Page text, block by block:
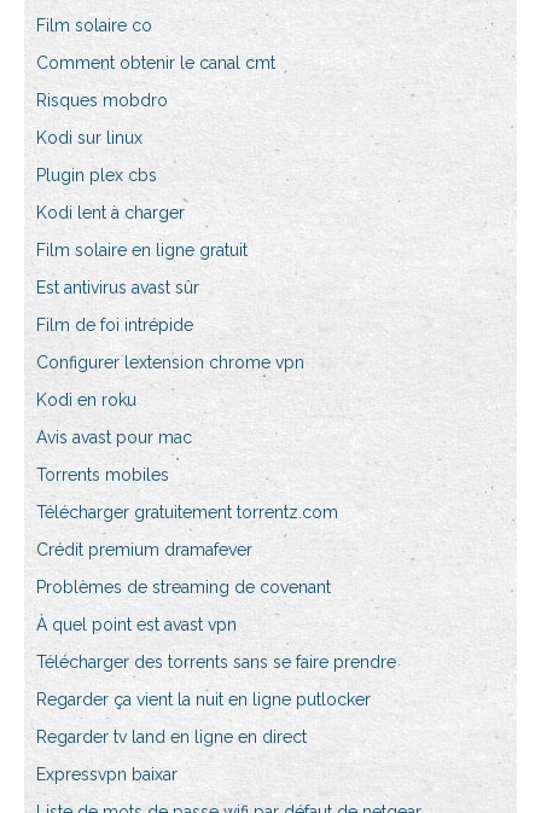
Film solaire co
Comment obtenir le canal cmt
Risques mobdro
Kodi sur linux
Plugin plex cbs
Kodi lent à charger
Film solaire en ligne gratuit
Est antivirus avast sûr
Film de foi intrépide
Configurer lextension chrome vpn
Kodi en roku
Avis avast pour mac
Torrents mobiles
Télécharger gratuitement torrentz.com
Crédit premium dramafever
Problèmes de streaming de covenant
À quel point est avast vpn
Télécharger des torrents sans se faire prendre
Regarder ça vient la nuit en ligne putlocker
Regarder tv land en ligne en direct
Expressvpn baixar